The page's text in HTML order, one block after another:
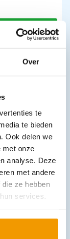
Over
te
te bieden
Ook delen we
met onze
analyse. Deze
met andere
ze hebben
services.